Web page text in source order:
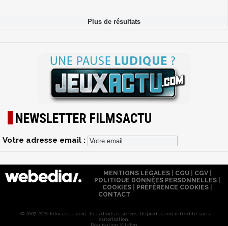
NEWSLETTER FILMSACTU
Votre adresse email :
MENTIONS LÉGALES| CGU| CGV|
POLITIQUE DONNÉES PERSONNELLES
COOKIES
PRÉFÉRENCE COOKIES
CONTACT
© 2007-2026 Filmsactu .com. Tous droits réservés. Reproduction interdite sans
autorisation.
Réalisation Vitalyn